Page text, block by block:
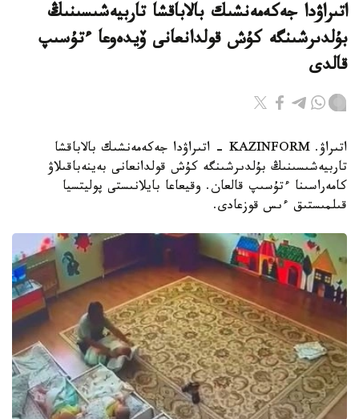
اتىراۋدا جەكەمەنشىك بالاباقشا تاربيەشىسىنىڭ
بۇلدىرشىنگە كۇش قولدانعانى ۆيدەوعا ءتۇسىپ
قالدى
اتىراۋ. KAZINFORM - اتىراۋدا جەكەمەنشىك بالاباقشا
تاربيەشىسىنىڭ بۇلدىرشىنگە كۇش قولدانعانى بەينەباقىلاۋ
كامەراسىنا ءتۇسىپ قالعان. وقيعاعا بايلانىستى پوليتسيا
قىلمىستىق ءىس قوزعادى.